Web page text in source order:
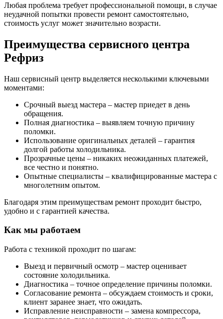
Любая проблема требует профессиональной помощи, в случае
неудачной попытки провести ремонт самостоятельно,
стоимость услуг может значительно возрасти.
Преимущества сервисного центра
Рефриз
Наш сервисный центр выделяется несколькими ключевыми
моментами:
Срочный выезд мастера – мастер приедет в день
обращения.
Полная диагностика – выявляем точную причину
поломки.
Использование оригинальных деталей – гарантия
долгой работы холодильника.
Прозрачные цены – никаких неожиданных платежей,
все честно и понятно.
Опытные специалисты – квалифицированные мастера с
многолетним опытом.
Благодаря этим преимуществам ремонт проходит быстро,
удобно и с гарантией качества.
Как мы работаем
Работа с техникой проходит по шагам:
Выезд и первичный осмотр – мастер оценивает
состояние холодильника.
Диагностика – точное определение причины поломки.
Согласование ремонта – обсуждаем стоимость и сроки,
клиент заранее знает, что ожидать.
Исправление неисправности – замена компрессора,